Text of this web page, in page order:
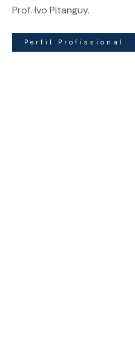
Prof. Ivo Pitanguy.
Perfil Profissional